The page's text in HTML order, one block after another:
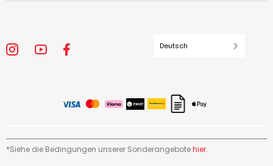
Deutsch
*Siehe die Bedingungen unserer Sonderangebotehier.